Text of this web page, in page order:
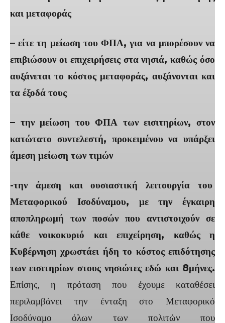
και μεταφοράς
– είτε τη μείωση του ΦΠΑ, για να μπορέσουν να
επιβιώσουν οι επιχειρήσεις στα νησιά, καθώς όσο
αυξάνεται το κόστος μεταφοράς, αυξάνονται και
τα έξοδά τους
– την μείωση του ΦΠΑ των εισιτηρίων, στον
κατώτατο συντελεστή, προκειμένου να υπάρξει
άμεση μείωση των τιμών
-την άμεση και ουσιαστική λειτουργία του
Μεταφορικού Ισοδύναμου,
με την έγκαιρη
αποπληρωμή των ποσών που αντιστοιχούν σε
κάθε νοικοκυριό και επιχείρηση, καθώς η
Κυβέρνηση χρωστάει ήδη το κόστος επιδότησης
των εισιτηρίων στους νησιώτες εδώ και 8μήνες.
Επίσης, η πρόταση που έχουμε καταθέσει
περιλαμβάνει την ένταξη στο Μεταφορικό
Ισοδύναμο όλων των πολιτών που